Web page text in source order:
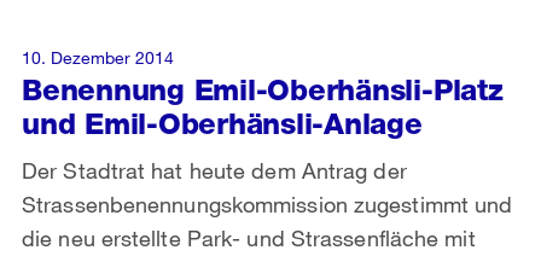
Benennung Emil-Oberhänsli-Platz
und Emil-Oberhänsli-Anlage
Der Stadtrat hat heute dem Antrag der
Strassenbenennungskommission zugestimmt und
die neu erstellte Park- und Strassenfläche mit
10. Dezember 2014